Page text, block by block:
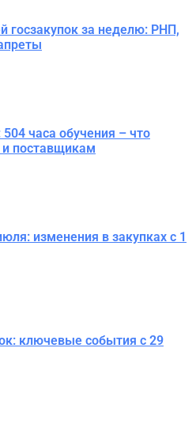
госзакупок за неделю: РНП,
часа обучения – что
и поставщикам
изменения в закупках с 1
ключевые события с 29